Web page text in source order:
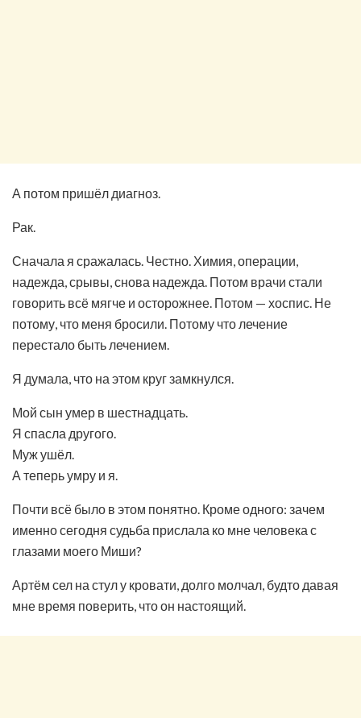
А потом пришёл диагноз.
Рак.
Сначала я сражалась. Честно. Химия, операции,
надежда, срывы, снова надежда. Потом врачи стали
говорить всё мягче и осторожнее. Потом — хоспис. Не
потому, что меня бросили. Потому что лечение
перестало быть лечением.
Я думала, что на этом круг замкнулся.
Мой сын умер в шестнадцать.
Я спасла другого.
Муж ушёл.
А теперь умру и я.
Почти всё было в этом понятно. Кроме одного: зачем
именно сегодня судьба прислала ко мне человека с
глазами моего Миши?
Артём сел на стул у кровати, долго молчал, будто давая
мне время поверить, что он настоящий.